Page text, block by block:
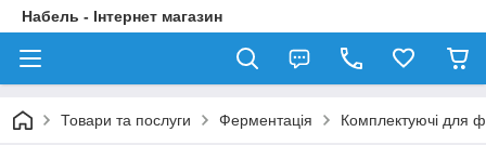
Набель - Інтернет магазин
Товари та послуги Ферментація Комплектуючі для